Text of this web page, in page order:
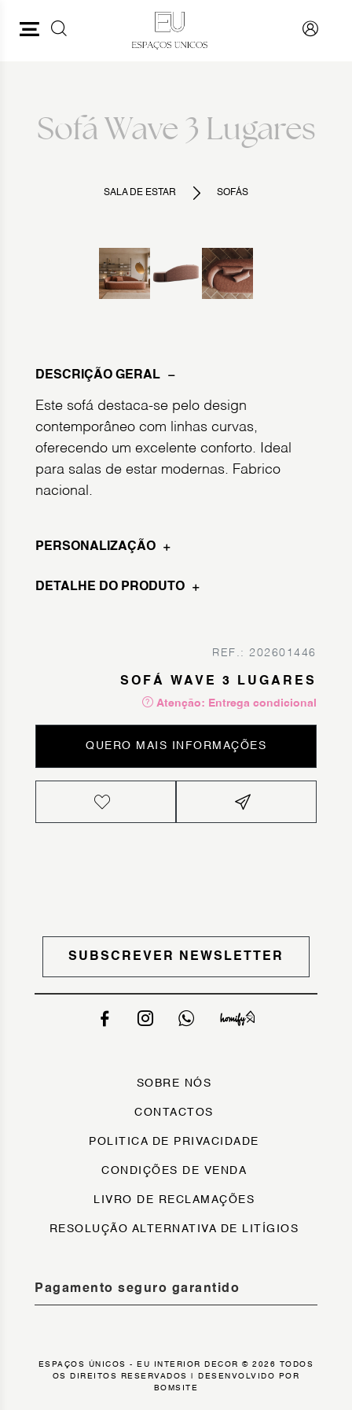
Sofá Wave 3 Lugares
SALA DE ESTAR SOFÁS
DESCRIÇÃO GERAL
Este sofá destaca-se pelo design
contemporâneo com linhas curvas,
oferecendo um excelente conforto. Ideal
para salas de estar modernas. Fabrico
nacional.
PERSONALIZAÇÃO
DETALHE DO PRODUTO
REF.: 202601446
SOFÁ WAVE 3 LUGARES
Atenção: Entrega condicional
QUERO MAIS INFORMAÇÕES
SUBSCREVER NEWSLETTER
SOBRE NÓS
CONTACTOS
POLITICA DE PRIVACIDADE
CONDIÇÕES DE VENDA
LIVRO DE RECLAMAÇÕES
RESOLUÇÃO ALTERNATIVA DE LITÍGIOS
Pagamento seguro garantido
ESPAÇOS ÚNICOS - EU INTERIOR DECOR © 2026 TODOS
OS DIREITOS RESERVADOS | DESENVOLVIDO POR
BOMSITE
PESQUISAR